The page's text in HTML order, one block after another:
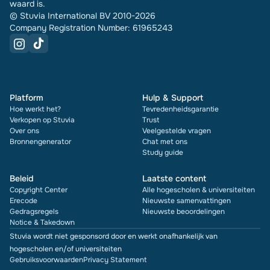
waard is.
© Stuvia International BV 2010-2026
Company Registration Number: 61965243
Platform
Hoe werkt het?
Verkopen op Stuvia
Over ons
Bronnengenerator
Hulp & Support
Tevredenheidsgarantie
Trust
Veelgestelde vragen
Chat met ons
Study guide
Beleid
Copyright Center
Erecode
Gedragsregels
Notice & Takedown
Laatste content
Alle hogescholen & universiteiten
Nieuwste samenvattingen
Nieuwste beoordelingen
Stuvia wordt niet gesponsord door en werkt onafhankelijk van
hogescholen en/of universiteiten
GebruiksvoorwaardenPrivacy Statement